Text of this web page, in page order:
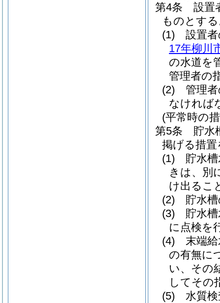
第4条
設置
ものとす
(1)
設置
17年柳川
の水道を
管理者の
(2)
管理
なければ
(平常時の
第5条
貯水
掲げる措
(1)
貯水
きは、別
け出るこ
(2)
貯水
(3)
貯水
に点検を
(4)
末端
の有無に
い、その
してその
(5)
水質